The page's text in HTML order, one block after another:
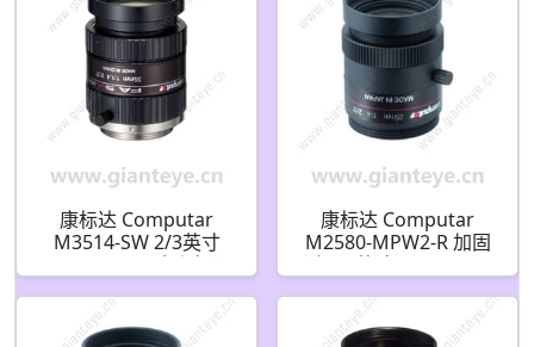
康标达 Computar
M3514-SW 2/3英寸
35mm F1.4 手动光圈
康标达 Computar
M2580-MPW2-R 加固
型 2/3英寸 25mm 500